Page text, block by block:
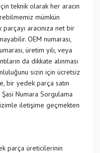
teknik olarak her aracın
mümkün
aracınıza net bir
OEM numarası,
üretim yılı, veya
da dikkate alınması
sizin için ücretsiz
bir yedek parça satın
Numara Sorgulama
iletişime geçmekten
parça üreticilerinin